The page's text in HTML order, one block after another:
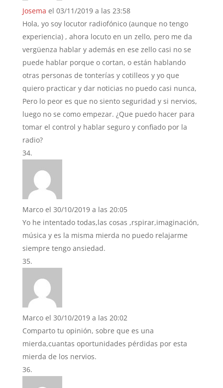
Josema el 03/11/2019 a las 23:58
Hola, yo soy locutor radiofónico (aunque no tengo
experiencia) , ahora locuto en un zello, pero me da
vergüenza hablar y además en ese zello casi no se
puede hablar porque o cortan, o están hablando
otras personas de tonterías y cotilleos y yo que
quiero practicar y dar noticias no puedo casi nunca,
Pero lo peor es que no siento seguridad y si nervios,
luego no se como empezar. ¿Que puedo hacer para
tomar el control y hablar seguro y confiado por la
radio?
Marco el 30/10/2019 a las 20:05
Yo he intentado todas,las cosas ,rspirar,imaginación,
música y es la misma mierda no puedo relajarme
siempre tengo ansiedad.
Marco el 30/10/2019 a las 20:02
Comparto tu opinión, sobre que es una
mierda,cuantas oportunidades pérdidas por esta
mierda de los nervios.